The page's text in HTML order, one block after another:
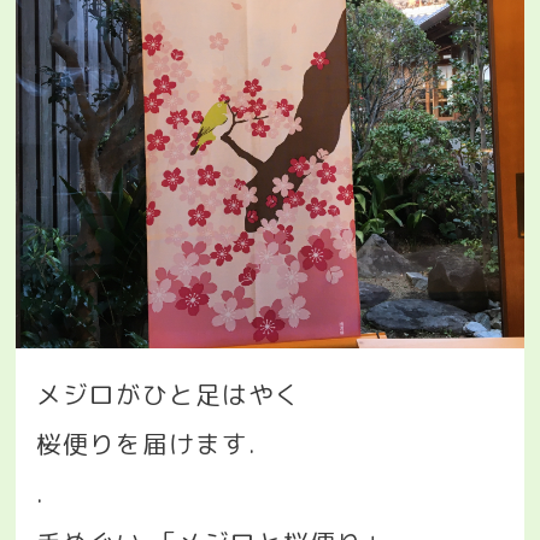
メジロがひと足はやく
桜便りを届けます.
.